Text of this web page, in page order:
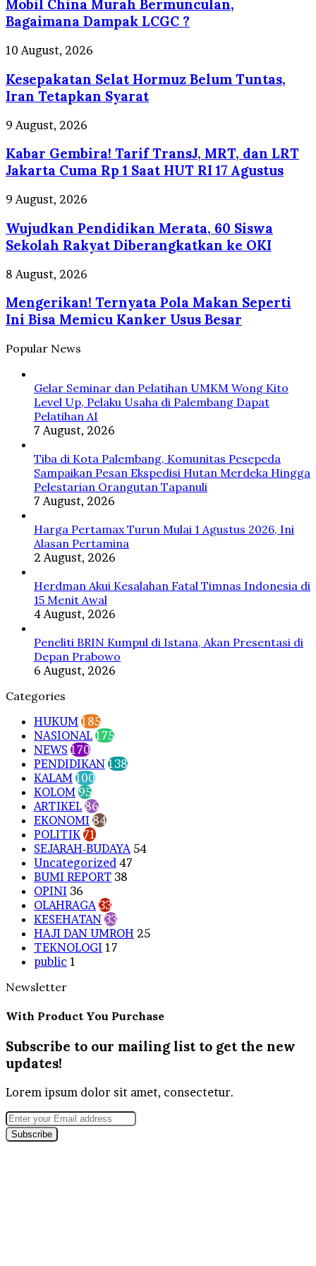
Murah
Bermunculan,
Bagaimana
Dampak
?
Mobil China Murah Bermunculan,
Bagaimana Dampak LCGC ?
Kesepakatan
Hormuz
Belum
Tuntas,
Iran
Tetapkan
Syarat
10 August, 2026
Kesepakatan Selat Hormuz Belum Tuntas,
Iran Tetapkan Syarat
Kabar
Tarif
TransJ,
MRT,
dan
Jakarta
Cuma
Rp
Saat
RI
17
9 August, 2026
Kabar Gembira! Tarif TransJ, MRT, dan LRT
Jakarta Cuma Rp 1 Saat HUT RI 17 Agustus
Wujudkan
Merata,
60
Siswa
Sekolah
Rakyat
Diberangkatkan
ke
OKI
9 August, 2026
Wujudkan Pendidikan Merata, 60 Siswa
Sekolah Rakyat Diberangkatkan ke OKI
Mengerikan!
Pola
Makan
Seperti
Ini
Bisa
Memicu
Kanker
Besar
8 August, 2026
Mengerikan! Ternyata Pola Makan Seperti
Ini Bisa Memicu Kanker Usus Besar
Popular News
Gelar Seminar dan Pelatihan UMKM Wong Kito
Level Up, Pelaku Usaha di Palembang Dapat
Pelatihan AI
7 August, 2026
Tiba di Kota Palembang, Komunitas Pesepeda
Sampaikan Pesan Ekspedisi Hutan Merdeka Hingga
Pelestarian Orangutan Tapanuli
7 August, 2026
Harga Pertamax Turun Mulai 1 Agustus 2026, Ini
Alasan Pertamina
2 August, 2026
Herdman Akui Kesalahan Fatal Timnas Indonesia di
15 Menit Awal
4 August, 2026
Peneliti BRIN Kumpul di Istana, Akan Presentasi di
Depan Prabowo
6 August, 2026
Categories
HUKUM 185
NASIONAL 175
NEWS 170
PENDIDIKAN 138
KALAM 100
KOLOM 95
ARTIKEL 86
EKONOMI 84
POLITIK 71
SEJARAH-BUDAYA 54
Uncategorized 47
BUMI REPORT 38
OPINI 36
OLAHRAGA 33
KESEHATAN 33
HAJI DAN UMROH 25
TEKNOLOGI 17
public 1
Newsletter
With Product You Purchase
Subscribe to our mailing list to get the new
updates!
Lorem ipsum dolor sit amet, consectetur.
Enter
your
Email